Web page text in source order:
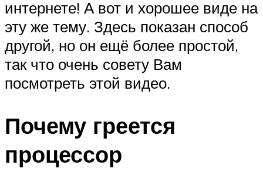
интернете! А вот и хорошее виде на
эту же тему. Здесь показан способ
другой, но он ещё более простой,
так что очень совету Вам
посмотреть этой видео.
Почему греется
процессор